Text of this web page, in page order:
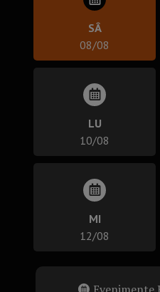
SÂ
08/08
LU
10/08
MI
12/08